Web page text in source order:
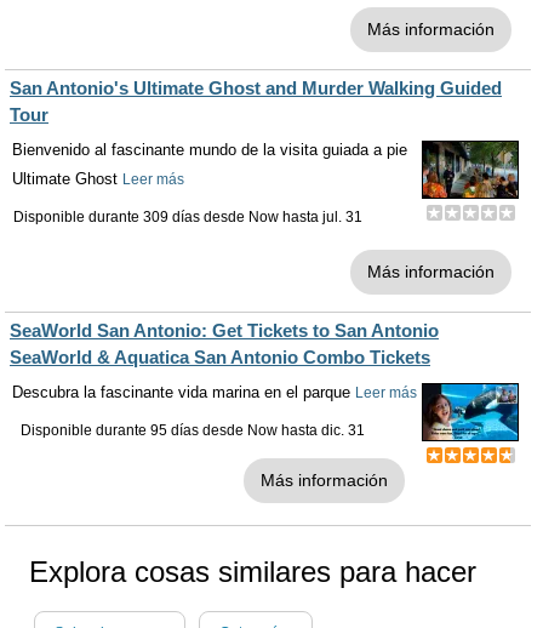
Más información
San Antonio's Ultimate Ghost and Murder Walking Guided
Tour
Bienvenido al fascinante mundo de la visita guiada a pie
Ultimate Ghost Leer más
Disponible durante 309 días desde Now hasta jul. 31
Más información
SeaWorld San Antonio: Get Tickets to San Antonio
SeaWorld & Aquatica San Antonio Combo Tickets
Descubra la fascinante vida marina en el parque Leer más
Disponible durante 95 días desde Now hasta dic. 31
Más información
Explora cosas similares para hacer